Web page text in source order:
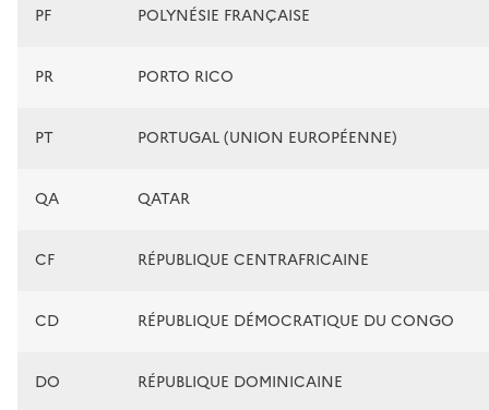
PF POLYNÉSIE FRANÇAISE
PR PORTO RICO
PT PORTUGAL (UNION EUROPÉENNE)
QA QATAR
CF RÉPUBLIQUE CENTRAFRICAINE
CD RÉPUBLIQUE DÉMOCRATIQUE DU CONGO
DO RÉPUBLIQUE DOMINICAINE